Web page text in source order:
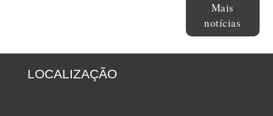
Mais
notícias
LOCALIZAÇÃO